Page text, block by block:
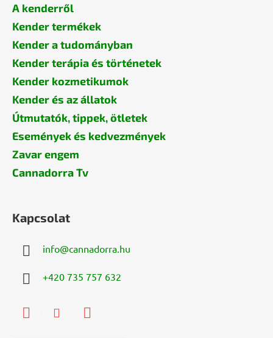
A kenderről
Kender termékek
Kender a tudományban
Kender terápia és történetek
Kender kozmetikumok
Kender és az állatok
Útmutatók, tippek, ötletek
Események és kedvezmények
Zavar engem
Cannadorra Tv
Kapcsolat
info@cannadorra.hu
+420 735 757 632